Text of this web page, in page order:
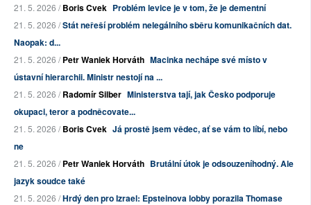
21. 5. 2026 /Boris Cvek Problém levice je v tom, že je dementní
21. 5. 2026 /Stát neřeší problém nelegálního sběru komunikačních dat.
Naopak: d...
21. 5. 2026 /Petr Waniek Horváth Macinka nechápe své místo v
ústavní hierarchii. Ministr nestojí na ...
21. 5. 2026 /Radomír Silber Ministerstva tají, jak Česko podporuje
okupaci, teror a podněcovate...
21. 5. 2026 /Boris Cvek Já prostě jsem vědec, ať se vám to líbí, nebo
ne
21. 5. 2026 /Petr Waniek Horváth Brutální útok je odsouzeníhodný. Ale
jazyk soudce také
21. 5. 2026 /Hrdý den pro Izrael: Epsteinova lobby porazila Thomase